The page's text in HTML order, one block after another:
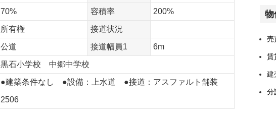
70% 容積率 200%
所有権 接道状況
公道 接道幅員1 6m
黒石小学校 中郷中学校
●建築条件なし ●設備：上水道 ●接道：アスファルト舗装
2506
物
売
賃
建
分